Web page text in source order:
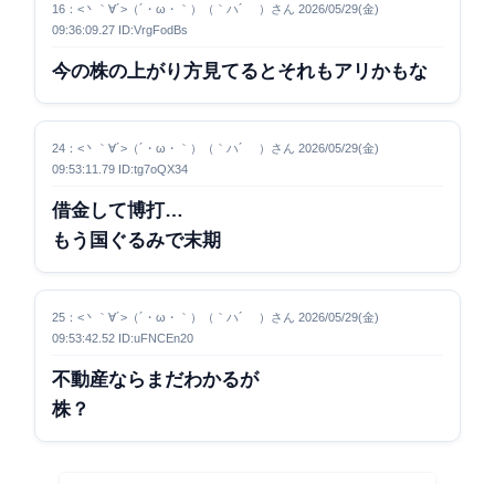
16：<丶｀∀´>（´・ω・｀）（｀ハ´ ）さん 2026/05/29(金)
09:36:09.27 ID:VrgFodBs
今の株の上がり方見てるとそれもアリかもな
24：<丶｀∀´>（´・ω・｀）（｀ハ´ ）さん 2026/05/29(金)
09:53:11.79 ID:tg7oQX34
借金して博打…
もう国ぐるみで末期
25：<丶｀∀´>（´・ω・｀）（｀ハ´ ）さん 2026/05/29(金)
09:53:42.52 ID:uFNCEn20
不動産ならまだわかるが
株？